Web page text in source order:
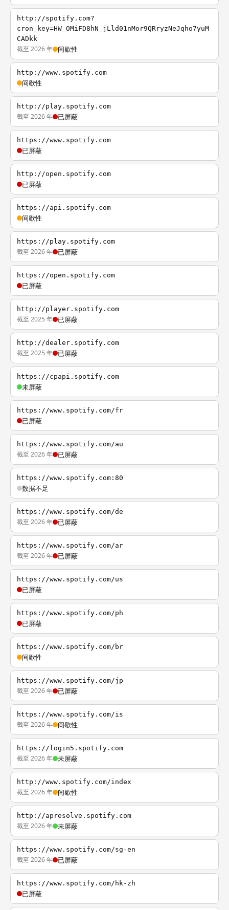
http://spotify.com?
cron_key=HW_OMiFD8hN_jLld01nMor9QRryzNeJqho7yuM
CADkk
截至 2026 年 间歇性
http://www.spotify.com
间歇性
http://play.spotify.com
截至 2026 年 已屏蔽
https://www.spotify.com
已屏蔽
http://open.spotify.com
已屏蔽
https://api.spotify.com
间歇性
https://play.spotify.com
截至 2026 年 已屏蔽
https://open.spotify.com
已屏蔽
http://player.spotify.com
截至 2025 年 已屏蔽
http://dealer.spotify.com
截至 2025 年 已屏蔽
https://cpapi.spotify.com
未屏蔽
https://www.spotify.com/fr
已屏蔽
https://www.spotify.com/au
截至 2026 年 已屏蔽
https://www.spotify.com:80
数据不足
https://www.spotify.com/de
截至 2026 年 已屏蔽
https://www.spotify.com/ar
截至 2026 年 已屏蔽
https://www.spotify.com/us
已屏蔽
https://www.spotify.com/ph
已屏蔽
https://www.spotify.com/br
间歇性
https://www.spotify.com/jp
截至 2026 年 已屏蔽
https://www.spotify.com/is
截至 2026 年 间歇性
https://login5.spotify.com
截至 2026 年 未屏蔽
http://www.spotify.com/index
截至 2026 年 间歇性
http://apresolve.spotify.com
截至 2026 年 未屏蔽
https://www.spotify.com/sg-en
截至 2026 年 已屏蔽
https://www.spotify.com/hk-zh
已屏蔽